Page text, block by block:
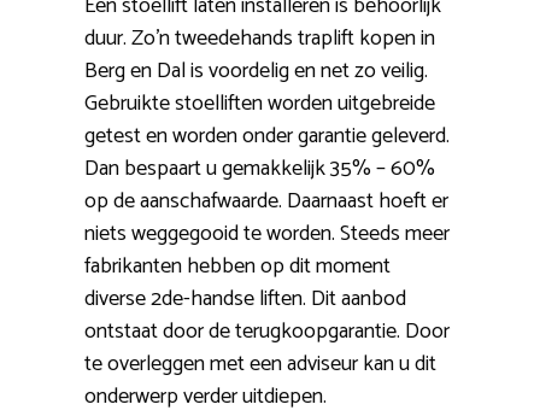
duur. Zo’n tweedehands traplift kopen in
Berg en Dal is voordelig en net zo veilig.
Gebruikte stoelliften worden uitgebreide
getest en worden onder garantie geleverd.
Dan bespaart u gemakkelijk 35% – 60%
op de aanschafwaarde. Daarnaast hoeft er
niets weggegooid te worden. Steeds meer
fabrikanten hebben op dit moment
diverse 2de-handse liften. Dit aanbod
ontstaat door de terugkoopgarantie. Door
te overleggen met een adviseur kan u dit
onderwerp verder uitdiepen.